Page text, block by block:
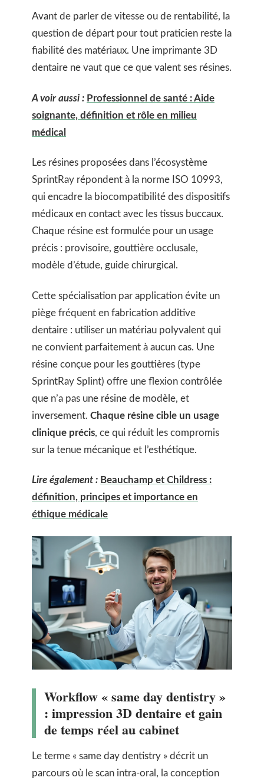
Avant de parler de vitesse ou de rentabilité, la
question de départ pour tout praticien reste la
fiabilité des matériaux. Une imprimante 3D
dentaire ne vaut que ce que valent ses résines.
A voir aussi : Professionnel de santé : Aide
soignante, définition et rôle en milieu
médical
Les résines proposées dans l’écosystème
SprintRay répondent à la norme ISO 10993,
qui encadre la biocompatibilité des dispositifs
médicaux en contact avec les tissus buccaux.
Chaque résine est formulée pour un usage
précis : provisoire, gouttière occlusale,
modèle d’étude, guide chirurgical.
Cette spécialisation par application évite un
piège fréquent en fabrication additive
dentaire : utiliser un matériau polyvalent qui
ne convient parfaitement à aucun cas. Une
résine conçue pour les gouttières (type
SprintRay Splint) offre une flexion contrôlée
que n’a pas une résine de modèle, et
inversement. Chaque résine cible un usage
clinique précis, ce qui réduit les compromis
sur la tenue mécanique et l’esthétique.
Lire également : Beauchamp et Childress :
définition, principes et importance en
éthique médicale
Workflow « same day dentistry »
: impression 3D dentaire et gain
de temps réel au cabinet
Le terme « same day dentistry » décrit un
parcours où le scan intra-oral, la conception